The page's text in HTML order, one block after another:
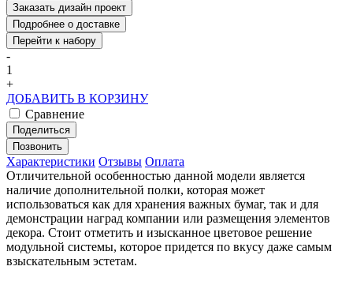
Заказать дизайн проект
Подробнее о доставке
Перейти к набору
-
1
+
ДОБАВИТЬ В КОРЗИНУ
Сравнение
Поделиться
Позвонить
Характеристики Отзывы Оплата
Отличительной особенностью данной модели является
наличие дополнительной полки, которая может
использоваться как для хранения важных бумаг, так и для
демонстрации наград компании или размещения элементов
декора. Стоит отметить и изысканное цветовое решение
модульной системы, которое придется по вкусу даже самым
взыскательным эстетам.